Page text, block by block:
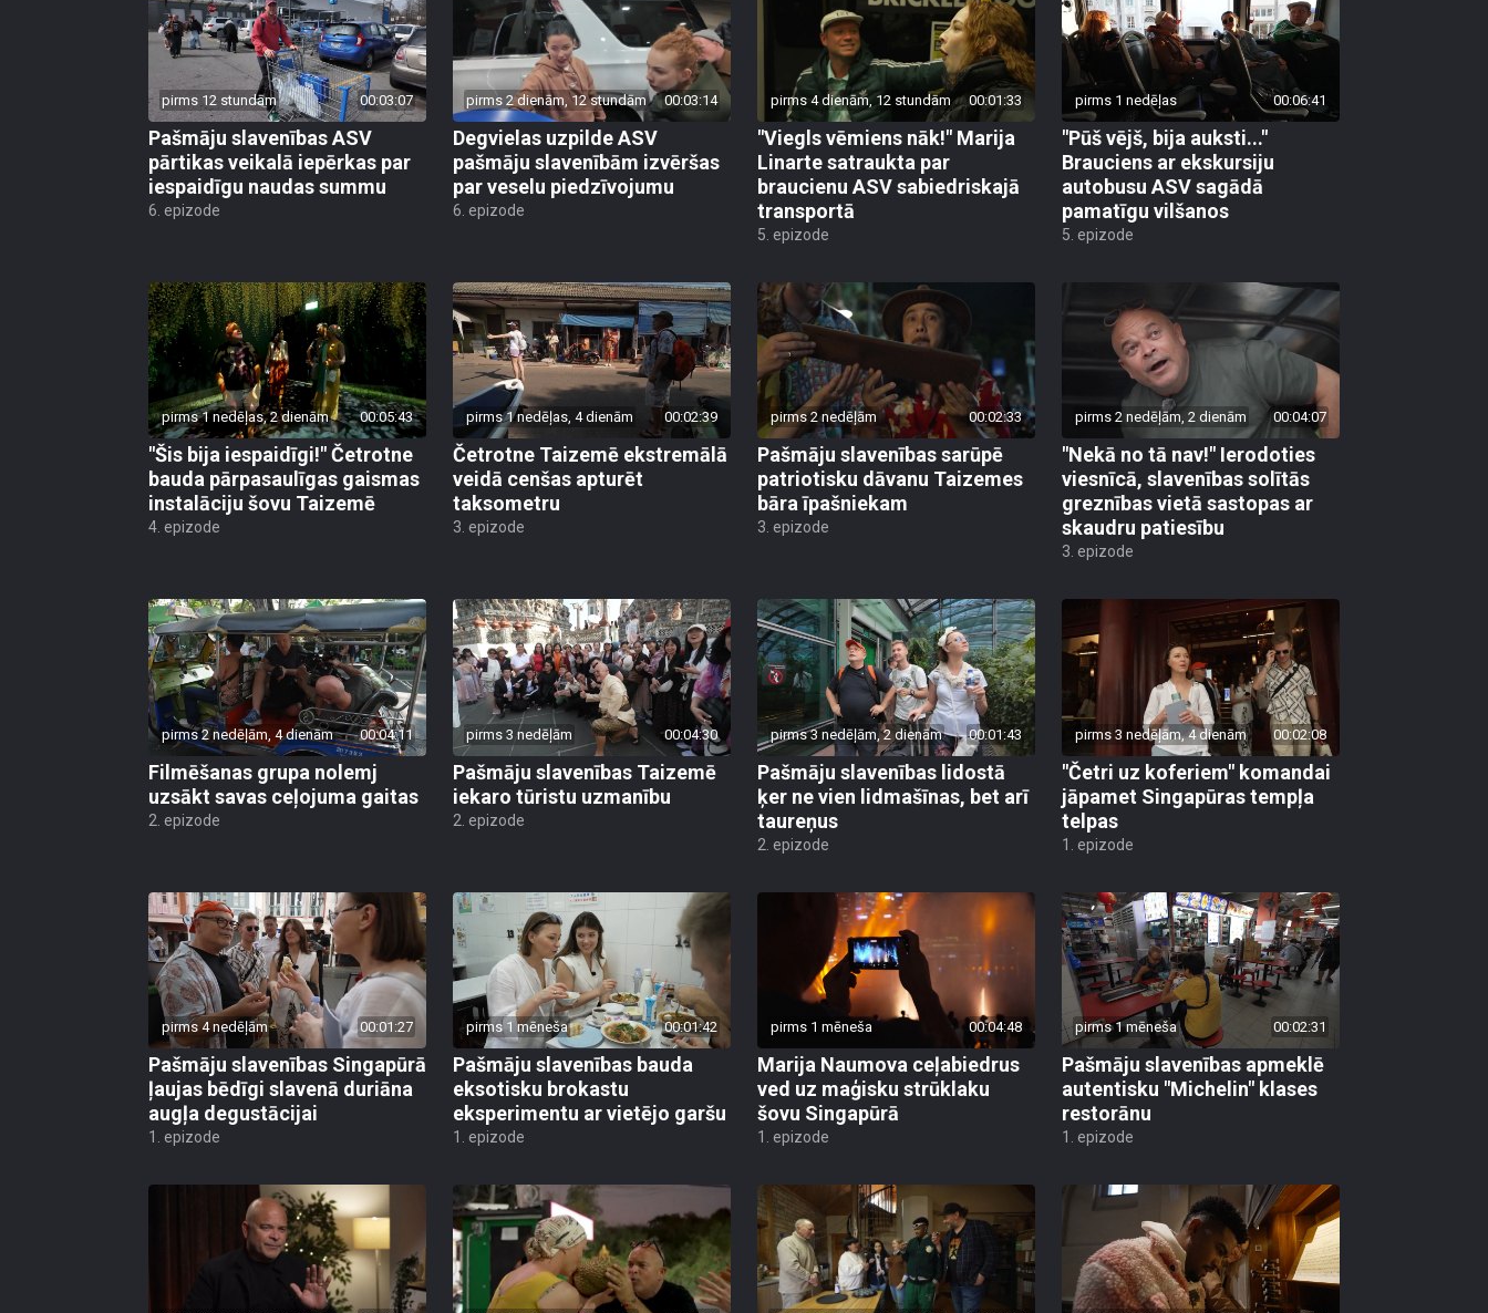
pirms 12 stundām 00:03:07
Pašmāju slavenības ASV
pārtikas veikalā iepērkas par
iespaidīgu naudas summu
6. epizode
pirms 2 dienām, 12 stundām 00:03:14
Degvielas uzpilde ASV
pašmāju slavenībām izvēršas
par veselu piedzīvojumu
6. epizode
pirms 4 dienām, 12 stundām 00:01:33
"Viegls vēmiens nāk!" Marija
Linarte satraukta par
braucienu ASV sabiedriskajā
transportā
5. epizode
pirms 1 nedēļas 00:06:41
"Pūš vējš, bija auksti..."
Brauciens ar ekskursiju
autobusu ASV sagādā
pamatīgu vilšanos
5. epizode
pirms 1 nedēļas, 2 dienām 00:05:43
"Šis bija iespaidīgi!" Četrotne
bauda pārpasaulīgas gaismas
instalāciju šovu Taizemē
4. epizode
pirms 1 nedēļas, 4 dienām 00:02:39
Četrotne Taizemē ekstremālā
veidā cenšas apturēt
taksometru
3. epizode
pirms 2 nedēļām 00:02:33
Pašmāju slavenības sarūpē
patriotisku dāvanu Taizemes
bāra īpašniekam
3. epizode
pirms 2 nedēļām, 2 dienām 00:04:07
"Nekā no tā nav!" Ierodoties
viesnīcā, slavenības solītās
greznības vietā sastopas ar
skaudru patiesību
3. epizode
pirms 2 nedēļām, 4 dienām 00:04:11
Filmēšanas grupa nolemj
uzsākt savas ceļojuma gaitas
2. epizode
pirms 3 nedēļām 00:04:30
Pašmāju slavenības Taizemē
iekaro tūristu uzmanību
2. epizode
pirms 3 nedēļām, 2 dienām 00:01:43
Pašmāju slavenības lidostā
ķer ne vien lidmašīnas, bet arī
taureņus
2. epizode
pirms 3 nedēļām, 4 dienām 00:02:08
"Četri uz koferiem" komandai
jāpamet Singapūras tempļa
telpas
1. epizode
pirms 4 nedēļām 00:01:27
Pašmāju slavenības Singapūrā
ļaujas bēdīgi slavenā duriāna
augļa degustācijai
1. epizode
pirms 1 mēneša 00:01:42
Pašmāju slavenības bauda
eksotisku brokastu
eksperimentu ar vietējo garšu
1. epizode
pirms 1 mēneša 00:04:48
Marija Naumova ceļabiedrus
ved uz maģisku strūklaku
šovu Singapūrā
1. epizode
pirms 1 mēneša
Pašmāju slavenības apmeklē
autentisku "Michelin" klases
restorānu
1. epizode
pirms 1 mēneša, 1 nedēļas 00:02:31 pirms 1 mēneša, 1 nedēļas 00:03:25 pirms 1 mēneša, 1 nedēļas 00:05:19 pirms 1 mēneša, 2 nedēļām 00:03:54